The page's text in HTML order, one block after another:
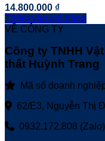
14.800.000 ₫
Thêm vào giỏ hàng
VỀ CÔNG TY
Công ty TNHH
thất Huỳnh Trang
Mã số doanh
62/E3, Nguyễn Thị
0932.172.808 (Zalo)